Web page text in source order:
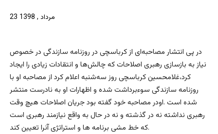
23 مرداد , 1398
در پی انتشار مصاحبه‌ای از کرباسچی در روزنامه سازندگی در خصوص
نیاز به بازسازی رهبری اصلاحات که چالش‌ها و انتقادات زیادی را ایجاد
کرد،‌غلامحسین کرباسچی روز سه‌شنبه اعلام کرد از مصاحبه او با
روزنامه سازندگی سوءبرداشت شده و اظهارات او به نادرست منتشر
شده است .اودر مصاحبه خود گفته بود جريان اصلاحات هيچ وقت
رهبرى نداشته نه در گذشته و نه در حال به واقع نيازمند رهبرى است
كه خط مشى برنامه ها و استراتژى آنرا تعيين كند.